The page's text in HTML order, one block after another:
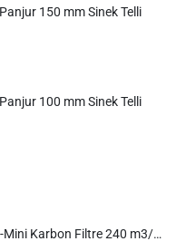
150 mm Sinek Telli
100 mm Sinek Telli
Prima Klima K2600-Mini Karbon Filtre 240 m3/h 100 mm